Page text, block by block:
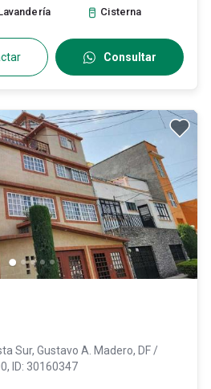
Cisterna
Consultar
Sur, Gustavo A. Madero, DF /
, ID: 30160347